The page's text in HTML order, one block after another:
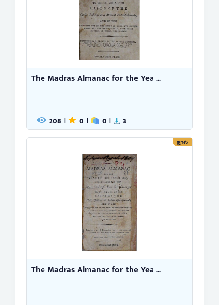
The Madras Almanac for the Yea ...
208 | 0 | 0 | 3
நூல்
The Madras Almanac for the Yea ...